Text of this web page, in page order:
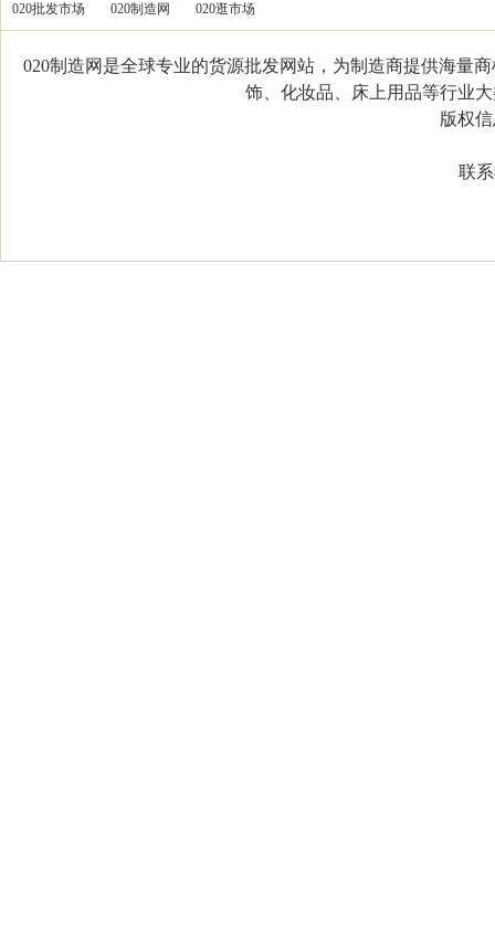
020批发市场 020制造网 020逛市场
020制造网是全球专业的货源批发网站，为制造商提供海量
饰、化妆品、床上用品等行业
版权信
联